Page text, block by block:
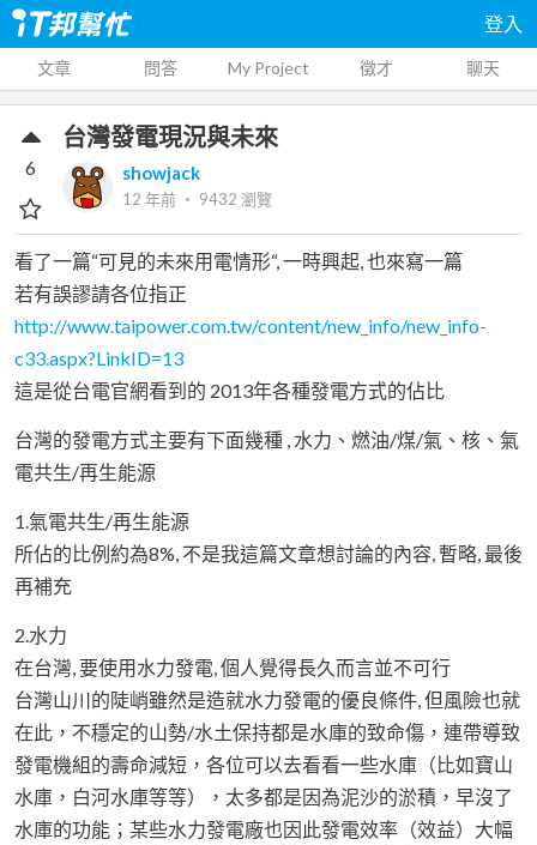
登入
文章 問答 My Project 徵才 聊天
台灣發電現況與未來
showjack
12 年前 ‧ 9432 瀏覽
6
看了一篇“可見的未來用電情形“, 一時興起, 也來寫一篇
若有誤謬請各位指正
http://www.taipower.com.tw/content/new_info/new_info-
c33.aspx?LinkID=13
這是從台電官網看到的 2013年各種發電方式的佔比
台灣的發電方式主要有下面幾種 , 水力、燃油/煤/氣、核、氣
電共生/再生能源
1.氣電共生/再生能源
所佔的比例約為8%, 不是我這篇文章想討論的內容, 暫略, 最後
再補充
2.水力
在台灣, 要使用水力發電, 個人覺得長久而言並不可行
台灣山川的陡峭雖然是造就水力發電的優良條件, 但風險也就
在此，不穩定的山勢/水土保持都是水庫的致命傷，連帶導致
發電機組的壽命減短，各位可以去看看一些水庫（比如寶山
水庫，白河水庫等等），太多都是因為泥沙的淤積，早沒了
水庫的功能；某些水力發電廠也因此發電效率（效益）大幅